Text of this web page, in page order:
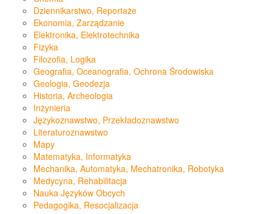
Dziennikarstwo, Reportaże
Ekonomia, Zarządzanie
Elektronika, Elektrotechnika
Fizyka
Filozofia, Logika
Geografia, Oceanografia, Ochrona Środowiska
Geologia, Geodezja
Historia, Archeologia
Inżynieria
Językoznawstwo, Przekładoznawstwo
Literaturoznawstwo
Mapy
Matematyka, Informatyka
Mechanika, Automatyka, Mechatronika, Robotyka
Medycyna, Rehabilitacja
Nauka Języków Obcych
Pedagogika, Resocjalizacja